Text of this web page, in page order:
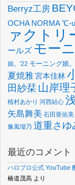
Berryz工房
OCHA NORMA℃-
ァクトリ
ールズ モー
娘。'22 モーニング娘
夏焼雅宮本佳林
田紗栞 山岸理
植村あかり 河西結心
矢島舞美 石田亜佑美
豫風瑠乃 道重さゆ
最近のコメント
ハロプロ公式 YouTube
椿道茂高 より